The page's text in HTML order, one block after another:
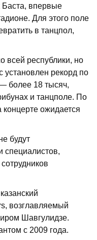
Баста, впервые
Для этого поле
в танцпол,
всей республики, но
установлен рекорд по
более 18 тысяч,
и танцполе. По
ожидается
будут
специалистов,
возглавляемый
Шавгулидзе.
с 2009 года.